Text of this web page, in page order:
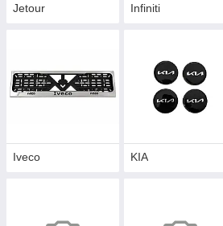
Jetour Infiniti
Iveco KIA